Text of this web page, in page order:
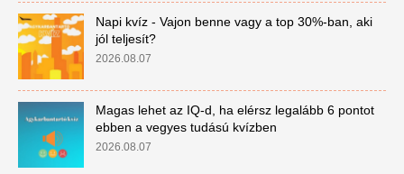
Napi kvíz - Vajon benne vagy a top 30%-ban, aki
jól teljesít?
2026.08.07
Magas lehet az IQ-d, ha elérsz legalább 6 pontot
ebben a vegyes tudású kvízben
2026.08.07